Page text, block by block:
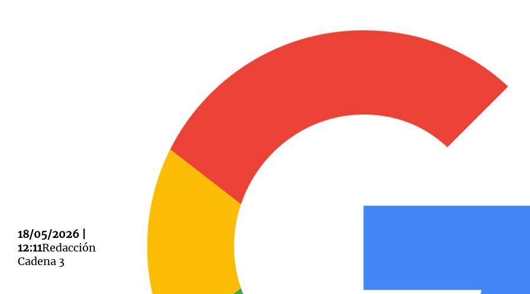
18/05/2026 |
12:11Redacción
Cadena 3
Notas
Editorial
Notas
Mundial 2026 Cadena 3